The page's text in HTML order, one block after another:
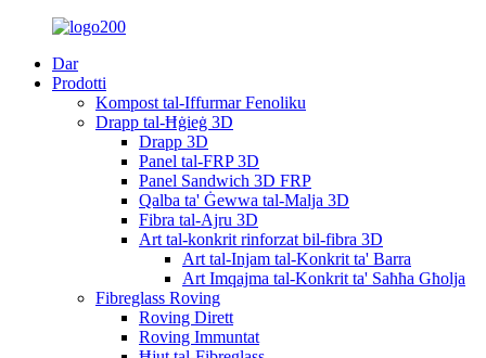
Dar
Prodotti
Kompost tal-Iffurmar Fenoliku
Drapp tal-Ħġieġ 3D
Drapp 3D
Panel tal-FRP 3D
Panel Sandwich 3D FRP
Qalba ta' Ġewwa tal-Malja 3D
Fibra tal-Ajru 3D
Art tal-konkrit rinforzat bil-fibra 3D
Art tal-Injam tal-Konkrit ta' Barra
Art Imqajma tal-Konkrit ta' Saħħa Għolja
Fibreglass Roving
Roving Dirett
Roving Immuntat